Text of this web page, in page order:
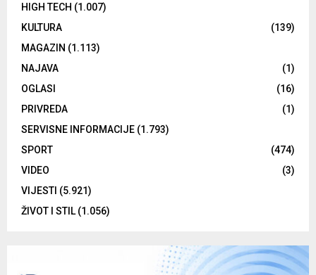
HIGH TECH (1.007)
KULTURA
(139)
MAGAZIN (1.113)
NAJAVA
(1)
OGLASI
(16)
PRIVREDA
(1)
SERVISNE INFORMACIJE (1.793)
SPORT
(474)
VIDEO
(3)
VIJESTI (5.921)
ŽIVOT I STIL (1.056)